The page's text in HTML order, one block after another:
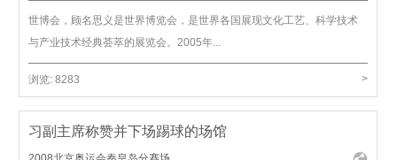
世博会，顾名思义是世界博览会，是世界各国展现文化工艺、科学技术
与产业技术经典荟萃的展览会。2005年...
浏览:8283 >
习副主席称赞并下场踢球的场馆